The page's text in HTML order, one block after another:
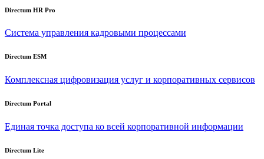
Directum HR Pro
Система управления кадровыми процессами
Directum ESM
Комплексная цифровизация услуг и корпоративных сервисов
Directum Portal
Единая точка доступа ко всей корпоративной информации
Directum Lite